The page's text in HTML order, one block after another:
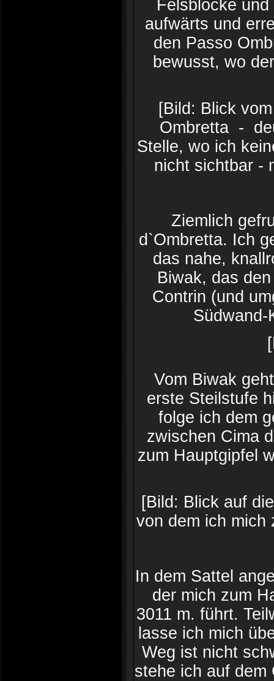
Felsblöcke
aufwärts und
den Passo
bewusst, wo
[Bild: Blick
Ombretta -
Stelle, wo ich
nicht sichtbar -
Ziemlich
d`Ombretta. Ich
das nahe,
Biwak, das
Contrin (und
Vom Biwak
erste Steilstufe
folge ich dem
zwischen Cima
zum Hauptgipfel
[Bild: Blick auf
von dem ich
In dem Sattel
der mich zum
3011 m. führt.
lasse ich mich
Weg ist nicht
stehe ich auf dem